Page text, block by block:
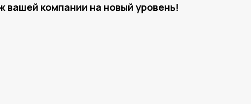
вашей компании на новый уровень!